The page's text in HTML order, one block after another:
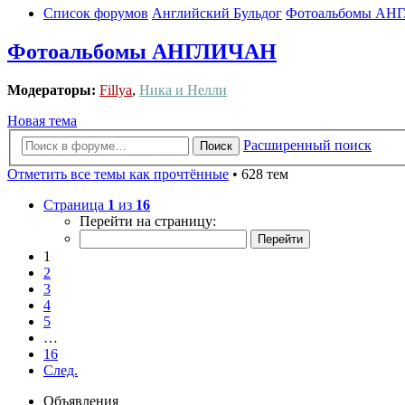
Список форумов Английский Бульдог Фотоальбомы
Фотоальбомы АНГЛИЧАН
Модераторы: Fillya, Ника и Нелли
Новая тема
Поиск
Расширенный поиск
Отметить все темы как прочтённые • 628 тем
Страница 1 из 16
Перейти на страницу:
1
2
3
4
5
…
16
След.
Объявления